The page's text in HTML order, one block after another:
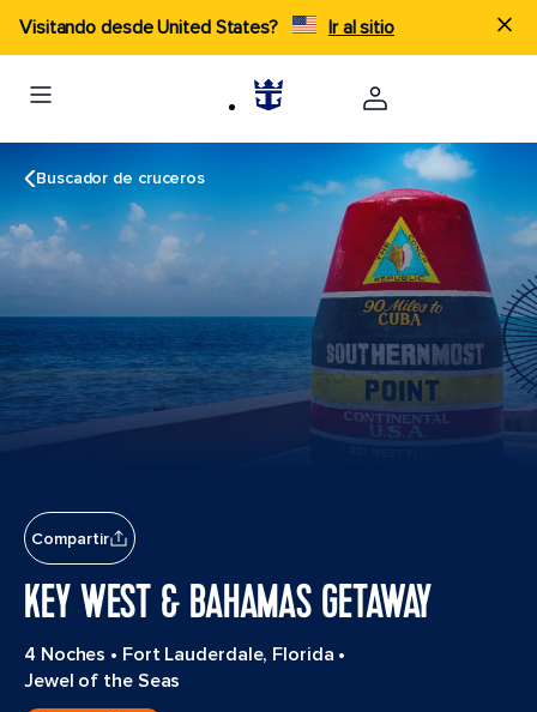
Visitando desde United States? Ir al sitio
Buscador de cruceros
Compartir
KEY WEST & BAHAMAS GETAWAY
4 Noches • Fort Lauderdale, Florida •
Jewel of the Seas